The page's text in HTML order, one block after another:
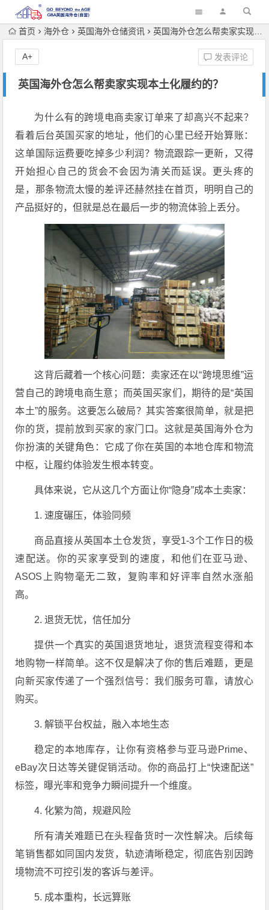
首页 海外仓 英国海外仓储资讯 英国海外仓怎么帮卖家实现本土化履约的？
英国海外仓怎么帮卖家实现本土化履约的？
发表评论
A+
为什么有的跨境电商卖家订单来了却高兴不起来？
看着后台英国买家的地址，他们的心里已经开始算账：
这单国际运费要吃掉多少利润？物流跟踪一更新，又得
开始担心自己的货会不会因为清关而延误。更头疼的
是，那条物流太慢的差评还赫然挂在首页，明明自己的
产品挺好的，但就是总在最后一步的物流体验上丢分。
这背后藏着一个核心问题：卖家还在以“跨境思维”运
营自己的跨境电商生意；而英国买家们，期待的是“英国
本土”的服务。这要怎么破局？其实答案很简单，就是把
你的货，提前放到买家的家门口。这就是英国海外仓为
你扮演的关键角色：它成了你在英国的本地仓库和物流
中枢，让履约体验发生根本转变。
具体来说，它从这几个方面让你“隐身”成本土卖家：
1. 速度碾压，体验同频
商品直接从英国本土仓发货，享受1-3个工作日的极
速配送。你的买家享受到的速度，和他们在亚马逊、
ASOS上购物毫无二致，复购率和好评率自然水涨船
高。
2. 退货无忧，信任加分
提供一个真实的英国退货地址，退货流程变得和本
地购物一样简单。这不仅是解决了你的售后难题，更是
向新买家传递了一个强烈信号：我们服务可靠，请放心
购买。
3. 解锁平台权益，融入本地生态
稳定的本地库存，让你有资格参与亚马逊Prime、
eBay次日达等关键促销活动。你的商品打上“快速配送”
标签，曝光率和竞争力瞬间提升一个维度。
4. 化繁为简，规避风险
所有清关难题已在头程备货时一次性解决。后续每
笔销售都如同国内发货，轨迹清晰稳定，彻底告别因跨
境物流不可控引发的客诉与差评。
5. 成本重构，长远算账